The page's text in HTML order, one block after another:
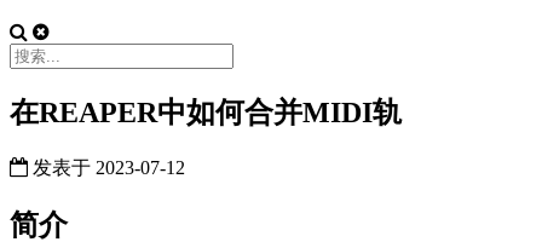
在REAPER中如何合并MIDI轨
发表于 2023-07-12
简介